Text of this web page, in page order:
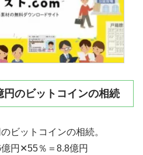
のビットコインの相続
ビットコインの相続。
円✕55％＝8.8億円